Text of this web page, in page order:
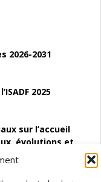
2026-2031
2025
sur l’accueil
évolutions et